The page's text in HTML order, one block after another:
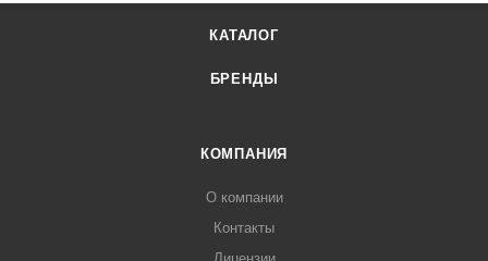
КАТАЛОГ
БРЕНДЫ
КОМПАНИЯ
О компании
Контакты